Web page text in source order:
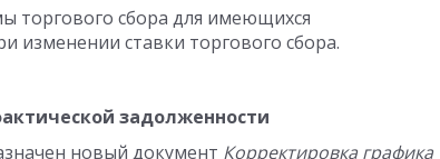
торгового сбора для имеющихся
изменении ставки торгового сбора.
задолженности
новый документ Корректировка графика